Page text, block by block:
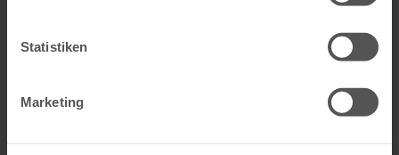
Statistiken
Marketing